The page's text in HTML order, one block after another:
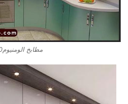
مطابخ الومنيوم10